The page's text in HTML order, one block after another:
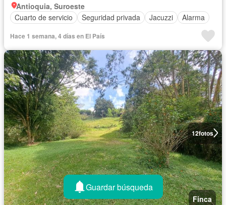
Antioquia, Suroeste
Cuarto de servicio
Seguridad privada Jacuzzi Alarma
Hace 1 semana, 4 días en El País
12fotos
Finca
Guardar búsqueda